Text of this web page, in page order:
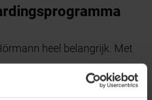
heel belangrijk. Met
zorgen we ervoor dat
welkom voelen en stap